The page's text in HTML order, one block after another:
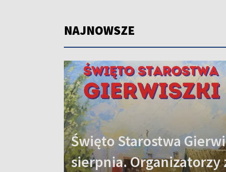
NAJNOWSZE
Święto Starostwa
sierpnia. Organizatorzy